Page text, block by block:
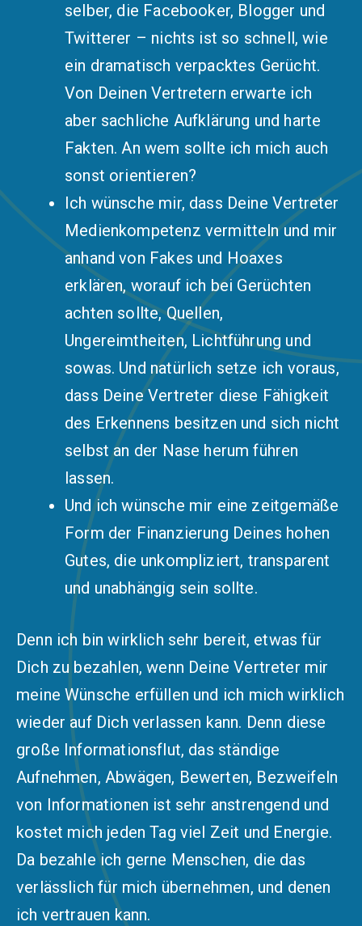
selber, die Facebooker, Blogger und
Twitterer – nichts ist so schnell, wie
ein dramatisch verpacktes Gerücht.
Von Deinen Vertretern erwarte ich
aber sachliche Aufklärung und harte
Fakten. An wem sollte ich mich auch
sonst orientieren?
Ich wünsche mir, dass Deine Vertreter
Medienkompetenz vermitteln und mir
anhand von Fakes und Hoaxes
erklären, worauf ich bei Gerüchten
achten sollte, Quellen,
Ungereimtheiten, Lichtführung und
sowas. Und natürlich setze ich voraus,
dass Deine Vertreter diese Fähigkeit
des Erkennens besitzen und sich nicht
selbst an der Nase herum führen
lassen.
Und ich wünsche mir eine zeitgemäße
Form der Finanzierung Deines hohen
Gutes, die unkompliziert, transparent
und unabhängig sein sollte.
Denn ich bin wirklich sehr bereit, etwas für
Dich zu bezahlen, wenn Deine Vertreter mir
meine Wünsche erfüllen und ich mich wirklich
wieder auf Dich verlassen kann. Denn diese
große Informationsflut, das ständige
Aufnehmen, Abwägen, Bewerten, Bezweifeln
von Informationen ist sehr anstrengend und
kostet mich jeden Tag viel Zeit und Energie.
Da bezahle ich gerne Menschen, die das
verlässlich für mich übernehmen, und denen
ich vertrauen kann.